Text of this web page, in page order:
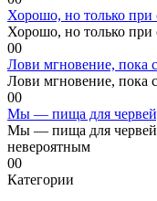
Хорошо, но только
Хорошо, но только
00
Лови мгновение, пока
Лови мгновение, пока
00
Мы — пища для
Мы — пища для
невероятным
00
Категории